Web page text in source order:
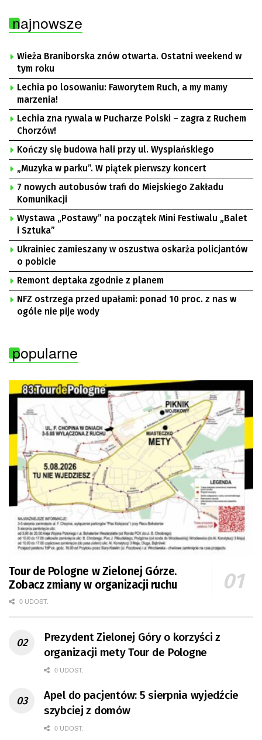
najnowsze
Wieża Braniborska znów otwarta. Ostatni weekend w
tym roku
Lechia po losowaniu: Faworytem Ruch, a my mamy
marzenia!
Lechia zna rywala w Pucharze Polski – zagra z Ruchem
Chorzów!
Kończy się budowa hali przy ul. Wyspiańskiego
„Muzyka w parku”. W piątek pierwszy koncert
7 nowych autobusów trafi do Miejskiego Zakładu
Komunikacji
Wystawa „Postawy” na początek Mini Festiwalu „Balet
i Sztuka”
Ukrainiec zamieszany w oszustwa oskarża policjantów
o pobicie
Remont deptaka zgodnie z planem
NFZ ostrzega przed upałami: ponad 10 proc. z nas w
ogóle nie pije wody
popularne
Tour de Pologne w Zielonej Górze.
Zobacz zmiany w organizacji ruchu
0 UDOST.
Prezydent Zielonej Góry o korzyści z
organizacji mety Tour de Pologne
0 UDOST.
Apel do pacjentów: 5 sierpnia wyjedźcie
szybciej z domów
0 UDOST.